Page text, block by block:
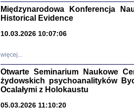
Międzynarodowa Konferencja
Historical Evidence
10.03.2026 10:07:06
więcej...
Otwarte Seminarium Naukowe
żydowskich psychoanalityków
Ocalałymi z Holokaustu
05.03.2026 11:10:20